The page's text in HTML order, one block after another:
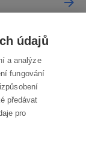
údajů
a analýze
fungování
předávat
pro